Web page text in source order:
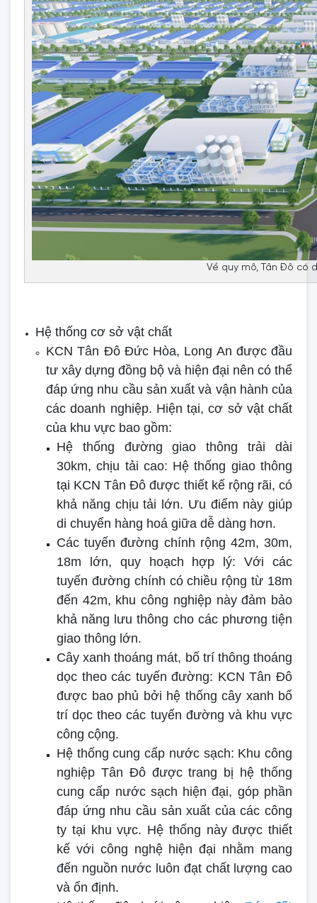
Về quy mô, Tân Đô có
Hệ thống cơ sở vật chất
KCN Tân Đô Đức Hòa, Long An được đầu
tư xây dựng đồng bộ và hiện đại nên có thể
đáp ứng nhu cầu sản xuất và vận hành của
các doanh nghiệp. Hiện tại, cơ sở vật chất
của khu vực bao gồm:
Hệ thống đường giao thông trải dài
30km, chịu tải cao: Hệ thống giao thông
tại KCN Tân Đô được thiết kế rộng rãi, có
khả năng chịu tải lớn. Ưu điểm này giúp
di chuyển hàng hoá giữa dễ dàng hơn.
Các tuyến đường chính rộng 42m, 30m,
18m lớn, quy hoạch hợp lý: Với các
tuyến đường chính có chiều rộng từ 18m
đến 42m, khu công nghiệp này đảm bảo
khả năng lưu thông cho các phương tiện
giao thông lớn.
Cây xanh thoáng mát, bố trí thông thoáng
dọc theo các tuyến đường: KCN Tân Đô
được bao phủ bởi hệ thống cây xanh bố
trí dọc theo các tuyến đường và khu vực
công cộng.
Hệ thống cung cấp nước sạch: Khu công
nghiệp Tân Đô được trang bị hệ thống
cung cấp nước sạch hiện đại, góp phần
đáp ứng nhu cầu sản xuất của các công
ty tại khu vực. Hệ thống này được thiết
kế với công nghệ hiện đại nhằm mang
đến nguồn nước luôn đạt chất lượng cao
và ổn định.